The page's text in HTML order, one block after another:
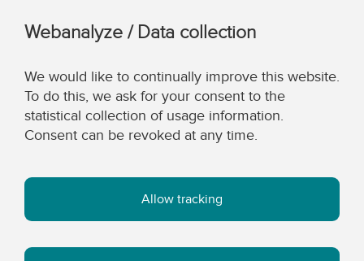
Webanalyze / Data collection
We would like to continually improve this website.
To do this, we ask for your consent to the
statistical collection of usage information.
Consent can be revoked at any time.
Allow tracking